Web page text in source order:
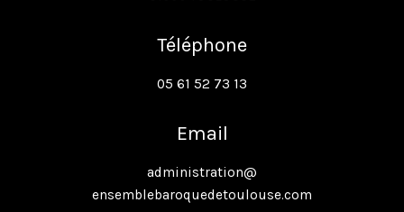
Téléphone
05 61 52 73 13
Email
administration@
ensemblebaroquedetoulouse.com